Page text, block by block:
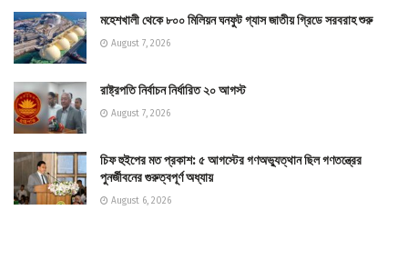
মহেশখালী থেকে ৮০০ মিলিয়ন ঘনফুট গ্যাস জাতীয় গ্রিডে সরবরাহ শুরু
August 7, 2026
রাষ্ট্রপতি নির্বাচন নির্ধারিত ২০ আগস্ট
August 7, 2026
চিফ হুইপের মত প্রকাশ: ৫ আগস্টের গণঅভ্যুত্থান ছিল গণতন্ত্রের
পুনর্জীবনের গুরুত্বপূর্ণ অধ্যায়
August 6, 2026